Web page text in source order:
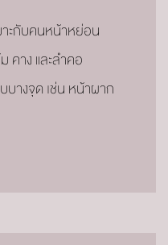
าะกับคนหน้าหย่อน
คาง และลำคอ
บางจุด เช่น หน้าผาก